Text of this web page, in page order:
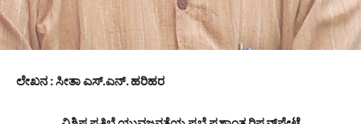
ಲೇಖನ : ಸೀತಾ ಎಸ್.ಎನ್. ಹರಿಹರ